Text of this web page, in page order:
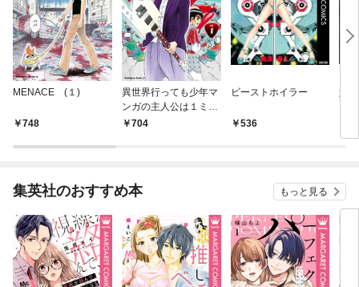
MENACE (１)
748
異世界行っても少年マ
ンガの主人公は１ミリ
もブレない！！！
704
ビーストホイラー
536
妖
集英社のおすすめ本 もっと見る